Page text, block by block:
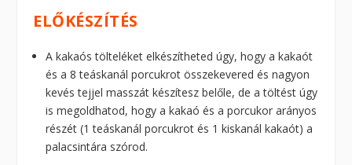
ELŐKÉSZÍTÉS
A kakaós tölteléket elkészítheted úgy, hogy a kakaót
és a 8 teáskanál porcukrot összekevered és nagyon
kevés tejjel masszát készítesz belőle, de a töltést úgy
is megoldhatod, hogy a kakaó és a porcukor arányos
részét (1 teáskanál porcukrot és 1 kiskanál kakaót) a
palacsintára szórod.